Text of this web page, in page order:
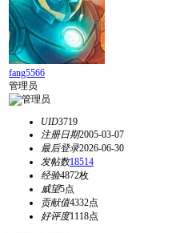
fang5566
管理员
UID3719
注册日期2005-03-07
最后登录2026-06-30
发帖数18514
经验4872枚
威望5点
贡献值4332点
好评度1118点